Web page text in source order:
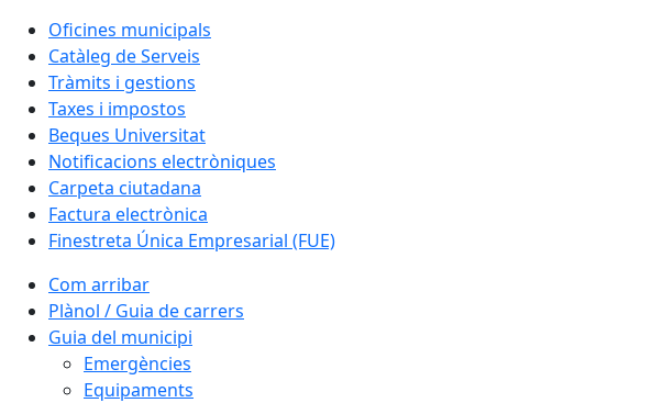
Oficines municipals
Catàleg de Serveis
Tràmits i gestions
Taxes i impostos
Beques Universitat
Notificacions electròniques
Carpeta ciutadana
Factura electrònica
Finestreta Única Empresarial (FUE)
Com arribar
Plànol / Guia de carrers
Guia del municipi
Emergències
Equipaments